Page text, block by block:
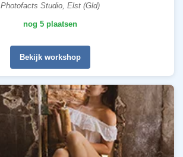
Photofacts Studio, Elst (Gld)
nog 5 plaatsen
Bekijk workshop